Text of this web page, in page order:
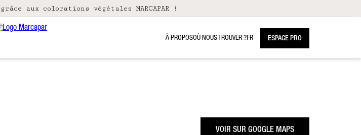
grâce aux colorations végétales MARCAPAR !
À PROPOSOÙ NOUS TROUVER ?FR ESPACE PRO
VOIR SUR GOOGLE MAPS